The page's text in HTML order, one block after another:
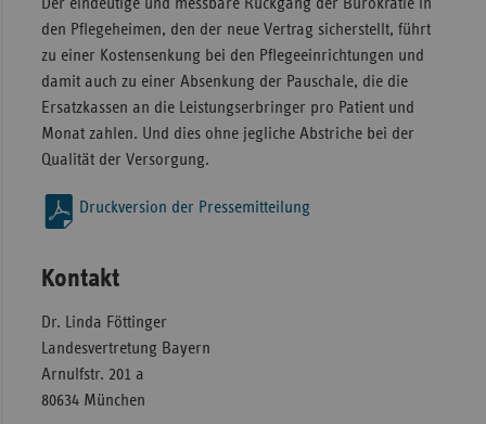
den Pflegeheimen, den der neue Vertrag sicherstellt, führt
zu einer Kostensenkung bei den Pflegeeinrichtungen und
damit auch zu einer Absenkung der Pauschale, die die
Ersatzkassen an die Leistungserbringer pro Patient und
Monat zahlen. Und dies ohne jegliche Abstriche bei der
Qualität der Versorgung.
Druckversion der Pressemitteilung
Kontakt
Dr. Linda Föttinger
Landesvertretung Bayern
Arnulfstr. 201 a
80634 München